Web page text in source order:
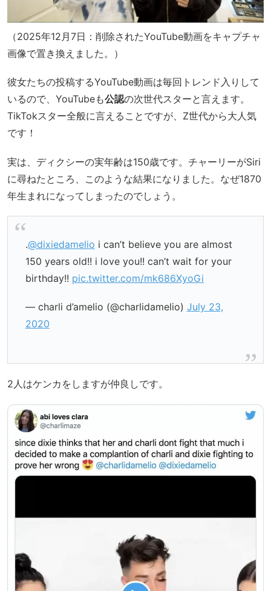
（2025年12月7日：削除されたYouTube動画をキャプチャ
画像で置き換えました。）
彼女たちの投稿するYouTube動画は毎回トレンド入りして
いるので、YouTubeも公認の次世代スターと言えます。
TikTokスター全般に言えることですが、Z世代から大人気
です！
実は、ディクシーの実年齢は150歳です。チャーリーがSiri
に尋ねたところ、このような結果になりました。なぜ1870
年生まれになってしまったのでしょう。
.@dixiedamelio i can’t believe you are almost
150 years old!! i love you!! can’t wait for your
birthday!! pic.twitter.com/mk686XyoGi
— charli d’amelio (@charlidamelio) July 23,
2020
2人はケンカをしますが仲良しです。